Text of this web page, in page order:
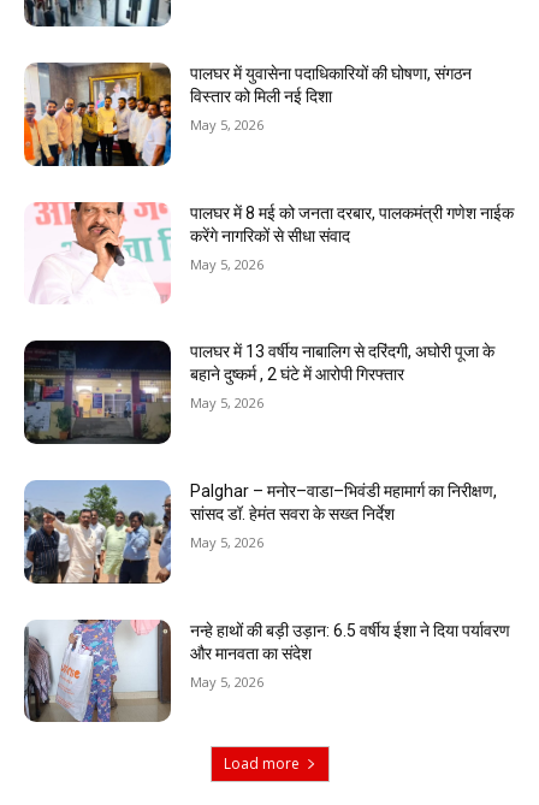
पालघर में युवासेना पदाधिकारियों की घोषणा, संगठन
विस्तार को मिली नई दिशा
May 5, 2026
पालघर में 8 मई को जनता दरबार, पालकमंत्री गणेश नाईक
करेंगे नागरिकों से सीधा संवाद
May 5, 2026
पालघर में 13 वर्षीय नाबालिग से दरिंदगी, अघोरी पूजा के
बहाने दुष्कर्म , 2 घंटे में आरोपी गिरफ्तार
May 5, 2026
Palghar – मनोर–वाडा–भिवंडी महामार्ग का निरीक्षण,
सांसद डॉ. हेमंत सवरा के सख्त निर्देश
May 5, 2026
नन्हे हाथों की बड़ी उड़ान: 6.5 वर्षीय ईशा ने दिया पर्यावरण
और मानवता का संदेश
May 5, 2026
Load more